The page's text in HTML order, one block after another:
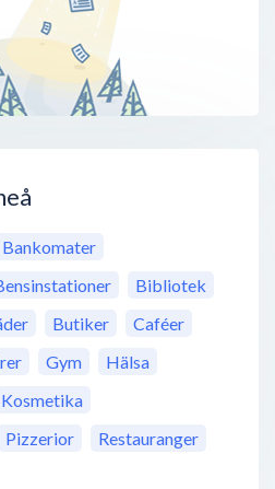
Bankomater
Bibliotek
Butiker
Caféer
Gym
Hälsa
Kosmetika
Pizzerior
Restauranger